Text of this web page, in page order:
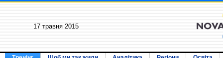
17 травня 2015